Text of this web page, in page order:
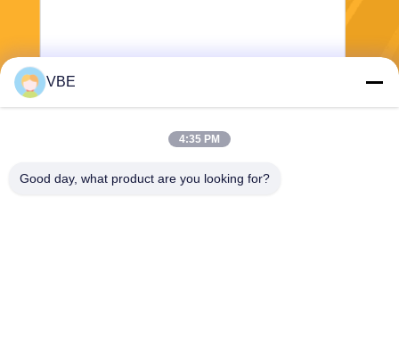
VBE
4:35 PM
Good day, what product are you looking for?